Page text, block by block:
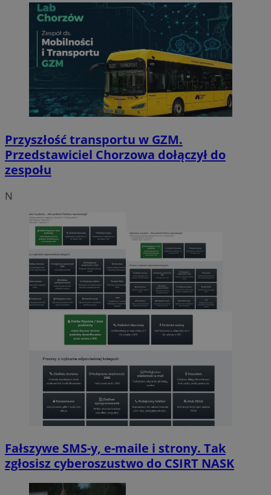
Przyszłość transportu w GZM.
Przedstawiciel Chorzowa dołączył do
zespołu
N
Fałszywe SMS-y, e-maile i strony. Tak
zgłosisz cyberoszustwo do CSIRT NASK